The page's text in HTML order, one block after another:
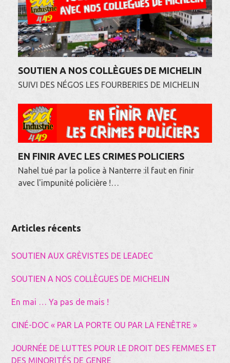
SOUTIEN A NOS COLLÈGUES DE MICHELIN
SUIVI DES NÉGOS LES FOURBERIES DE MICHELIN
EN FINIR AVEC LES CRIMES POLICIERS
Nahel tué par la police à Nanterre :il faut en finir
avec l'impunité policière !…
Articles récents
SOUTIEN AUX GRÈVISTES DE LEADEC
SOUTIEN A NOS COLLÈGUES DE MICHELIN
En mai … Ya pas de mais !
CINÉ-DOC « PAR LA PORTE OU PAR LA FENÊTRE »
JOURNÉE DE LUTTES POUR LE DROIT DES FEMMES ET
DES MINORITÉS DE GENRE